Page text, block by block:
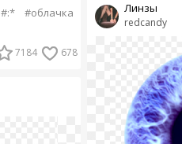
#:*
#облачка
7184 678
redcandy
Линзы